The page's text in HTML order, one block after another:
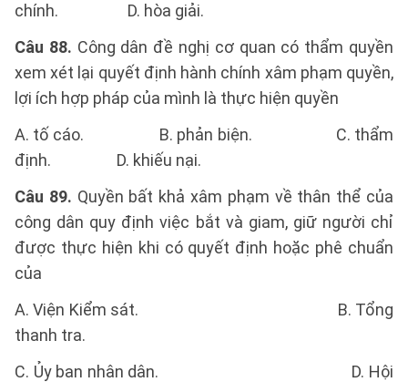
chính. D. hòa giải.
Câu 88. Công dân đề nghị cơ quan có thẩm quyền
xem xét lại quyết định hành chính xâm phạm quyền,
lợi ích hợp pháp của mình là thực hiện quyền
A. tố cáo. B. phản biện. C. thẩm
định. D. khiếu nại.
Câu 89. Quyền bất khả xâm phạm về thân thể của
công dân quy định việc bắt và giam, giữ người chỉ
được thực hiện khi có quyết định hoặc phê chuẩn
của
A. Viện Kiểm sát. B. Tổng
thanh tra.
C. Ủy ban nhân dân. D. Hội